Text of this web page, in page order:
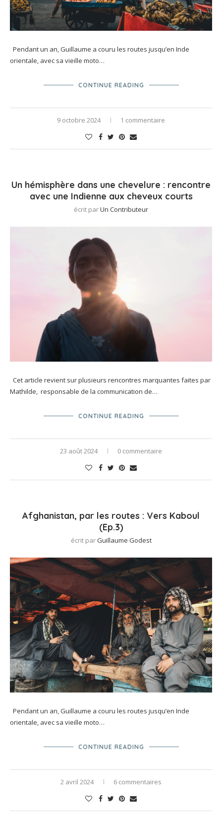
Pendant un an, Guillaume a couru les routes jusqu’en Inde
orientale, avec sa vieille moto…
CONTINUE READING
9 octobre 2024 1 commentaire
Un hémisphère dans une chevelure : rencontre
avec une Indienne aux cheveux courts
écrit parUn Contributeur
Cet article revient sur plusieurs rencontres marquantes faites par
Mathilde, responsable de la communication de…
CONTINUE READING
23 août 2024 0 commentaire
Afghanistan, par les routes : Vers Kaboul
(Ep.3)
écrit parGuillaume Godest
Pendant un an, Guillaume a couru les routes jusqu’en Inde
orientale, avec sa vieille moto…
CONTINUE READING
2 avril 2024 6 commentaires